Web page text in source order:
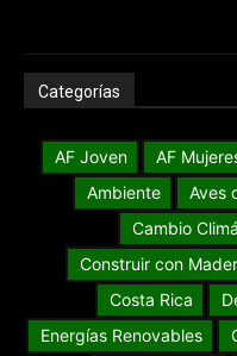
Categorías
AF Joven AF
Ambiente
Aves
Cambio
Construir con
Costa Rica
Energías Renovables